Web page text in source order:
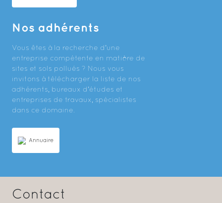
Nos adhérents
Vous êtes à la recherche d’une
entreprise compétente en matière de
sites et sols pollués ? Nous vous
invitons à télécharger la liste de nos
adhérents, bureaux d’études et
entreprises de travaux, spécialistes
dans ce domaine.
Annuaire
Contact